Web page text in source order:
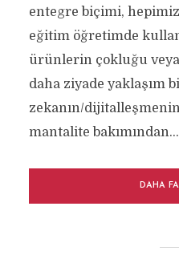
entegre biçimi,
eğitim öğretimde
ürünlerin çokluğu
daha ziyade yaklaşım
zekanın/
mantalite bakımından...
DAHA